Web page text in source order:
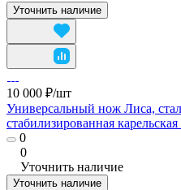
Уточнить наличие
10 000 ₽/шт
Универсальный нож Лиса,
стабилизированная
0
0
Уточнить наличие
Уточнить наличие